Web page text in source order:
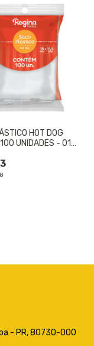
HOT DOG
UNIDADES - 01
- PR, 80730-000